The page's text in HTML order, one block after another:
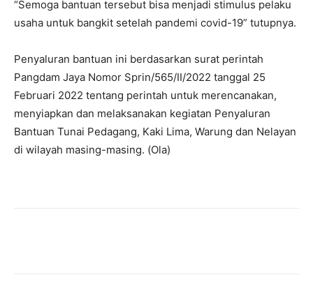
“Semoga bantuan tersebut bisa menjadi stimulus pelaku
usaha untuk bangkit setelah pandemi covid-19” tutupnya.
Penyaluran bantuan ini berdasarkan surat perintah
Pangdam Jaya Nomor Sprin/565/II/2022 tanggal 25
Februari 2022 tentang perintah untuk merencanakan,
menyiapkan dan melaksanakan kegiatan Penyaluran
Bantuan Tunai Pedagang, Kaki Lima, Warung dan Nelayan
di wilayah masing-masing. (Ola)